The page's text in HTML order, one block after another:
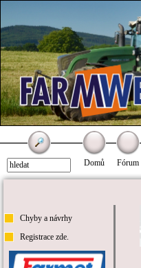
Domů Fórum
Chyby a návrhy
Registrace zde.